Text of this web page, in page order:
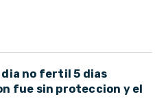
dia no fertil 5 dias
fue sin proteccion y el